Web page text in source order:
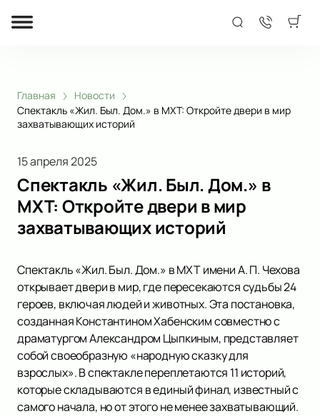
Главная
Новости
Спектакль «Жил. Был. Дом.» в МХТ: Откройте двери в мир
захватывающих историй
15 апреля 2025
Спектакль «Жил. Был. Дом.» в
МХТ: Откройте двери в мир
захватывающих историй
Спектакль «Жил. Был. Дом.» в МХТ имени А. П. Чехова
открывает двери в мир, где пересекаются судьбы 24
героев, включая людей и животных. Эта постановка,
созданная Константином Хабенским совместно с
драматургом Александром Цыпкиным, представляет
собой своеобразную «народную сказку для
взрослых». В спектакле переплетаются 11 историй,
которые складываются в единый финал, известный с
самого начала, но от этого не менее захватывающий.